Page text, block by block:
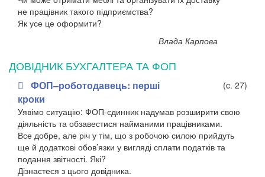
не працівник такого підприємства?
Як усе це оформити?
Влада Карпова
ДОВІДНИК БУХГАЛТЕРА ТА ФОП
ФОП–роботодавець: перші
кроки
(c. 27)
Уявімо ситуацію: ФОП-єдинник надумав розширити свою
діяльність та обзавестися найманими працівниками.
Все добре, але річ у тім, що з робочою силою прийдуть
ще й додаткові обов’язки у вигляді сплати податків та
подання звітності. Які?
Дізнаєтеся з цього довідника.